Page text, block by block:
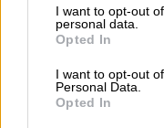
not limited to your visit
grant or deny consent
use your data for
consent section.
I want to opt-out
personal data.
Opted In
I want to opt-out
Personal Data.
Opted In
κάποιοι με
λέγεται
ποτέ από το
πάντα για μένα,